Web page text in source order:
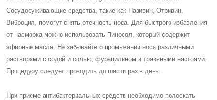
Сосудосуживающие средства, такие как Називин, Отривин,
Виброцил, помогут снять отечность носа. Для быстрого избавления
от насморка можно использовать Пиносол, который содержит
эфирные масла. Не забывайте о промывании носа различными
растворами с содой и солью, фурацилином и травяными настоями.
Процедуру следует проводить до шести раз в день.
При приеме антибактериальных средств необходимо полоскать